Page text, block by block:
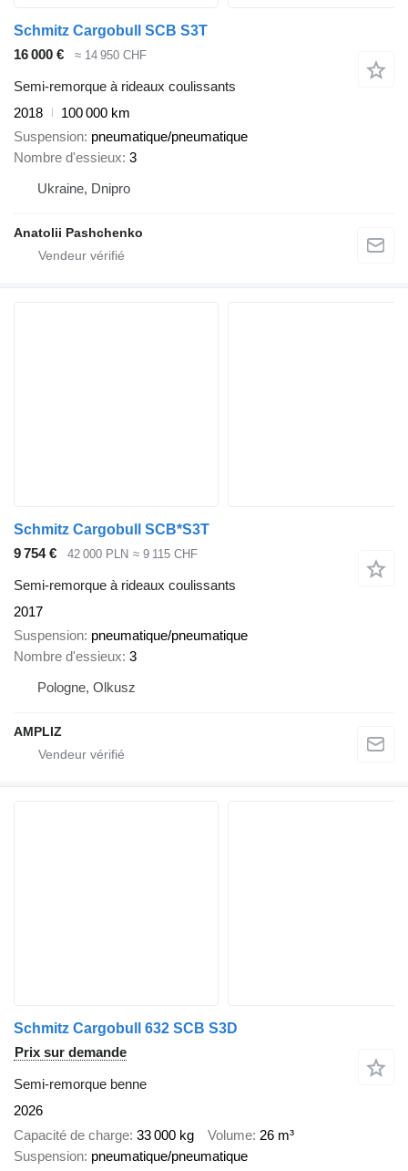
Schmitz Cargobull SCB S3T
16 000 €
≈ 14 950 CHF
Semi-remorque à rideaux coulissants
2018
100 000 km
Suspension pneumatique/pneumatique
Nombre d'essieux 3
Ukraine, Dnipro
Anatolii Pashchenko
Schmitz Cargobull SCB*S3T
9 754 €
42 000 PLN ≈ 9 115 CHF
Semi-remorque à rideaux coulissants
2017
Suspension pneumatique/pneumatique
Nombre d'essieux 3
Pologne, Olkusz
AMPLIZ
Schmitz Cargobull 632 SCB S3D
Prix sur demande
Semi-remorque benne
2026
Capacité de charge 33 000 kg Volume 26 m³
Suspension pneumatique/pneumatique